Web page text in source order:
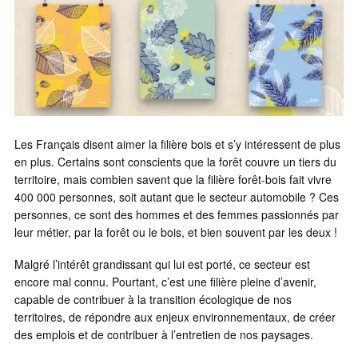
Les Français disent aimer la filière bois et s’y intéressent de plus
en plus. Certains sont conscients que la forêt couvre un tiers du
territoire, mais combien savent que la filière forêt-bois fait vivre
400 000 personnes, soit autant que le secteur automobile ? Ces
personnes, ce sont des hommes et des femmes passionnés par
leur métier, par la forêt ou le bois, et bien souvent par les deux !
Malgré l’intérêt grandissant qui lui est porté, ce secteur est
encore mal connu. Pourtant, c’est une filière pleine d’avenir,
capable de contribuer à la transition écologique de nos
territoires, de répondre aux enjeux environnementaux, de créer
des emplois et de contribuer à l’entretien de nos paysages.